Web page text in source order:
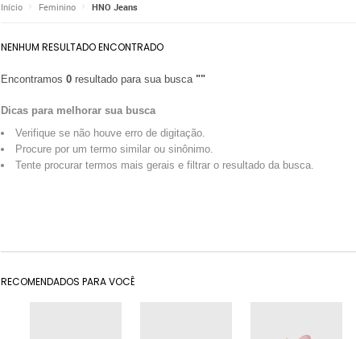
Início Feminino HNO Jeans
NENHUM RESULTADO ENCONTRADO
Encontramos 0 resultado para sua busca ""
Dicas para melhorar sua busca
Verifique se não houve erro de digitação.
Procure por um termo similar ou sinônimo.
Tente procurar termos mais gerais e filtrar o resultado da busca.
RECOMENDADOS PARA VOCÊ